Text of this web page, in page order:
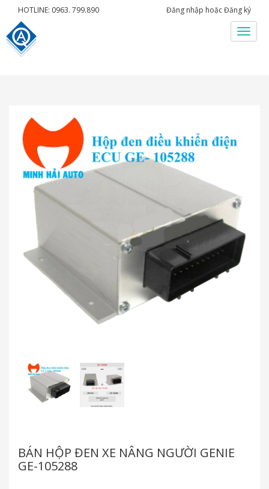
HOTLINE: 0963. 799.890 Đăng nhập hoặcĐăng ký
Menu
BÁN HỘP ĐEN XE NÂNG NGƯỜI GENIE
GE-105288